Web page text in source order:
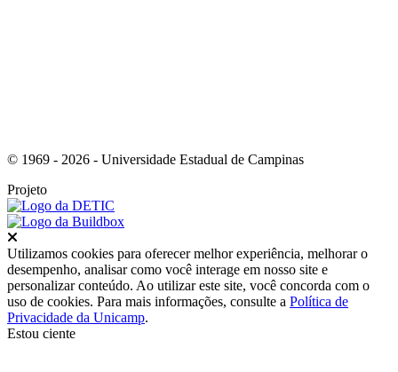
© 1969 - 2026 - Universidade Estadual de Campinas
Projeto
Utilizamos cookies para oferecer melhor experiência, melhorar o
desempenho, analisar como você interage em nosso site e
personalizar conteúdo. Ao utilizar este site, você concorda com o
uso de cookies. Para mais informações, consulte a Política de
Privacidade da Unicamp.
Estou ciente